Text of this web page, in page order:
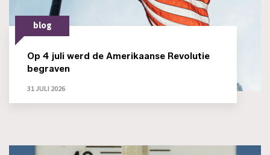
blog
Op 4 juli werd de Amerikaanse Revolutie
begraven
31 JULI 2026